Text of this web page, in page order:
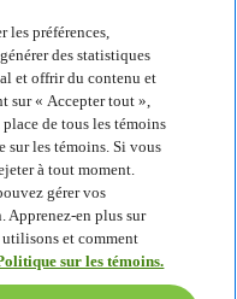
les préférences,
des statistiques
et offrir du contenu et
sur « Accepter tout »,
de tous les témoins
sur les témoins. Si vous
à tout moment.
gérer vos
Apprenez-en plus sur
utilisons et comment
sur les témoins.